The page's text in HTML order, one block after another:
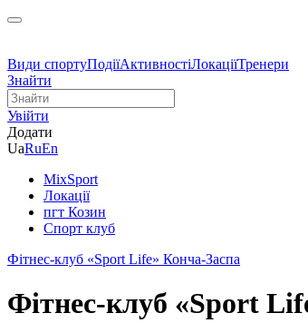
Види спортуПодіїАктивностіЛокаціїТренери
Знайти
Увійти
Додати
UaRuEn
MixSport
Локації
пгт Козин
Спорт клуб
Фітнес-клуб «Sport Life» Конча-Заспа
Фітнес-клуб «Sport